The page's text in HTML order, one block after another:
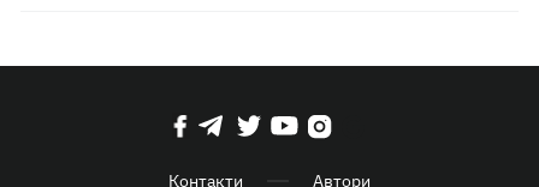
Контакти Автори